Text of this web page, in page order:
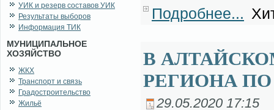
УИК и резерв составов УИК
Результаты выборов
Информация ТИК
МУНИЦИПАЛЬНОЕ
ХОЗЯЙСТВО
ЖКХ
Транспорт и связь
Градостроительство
Жильё
Подробнее...
В
РЕГИОНА
29.05.2020 17:15